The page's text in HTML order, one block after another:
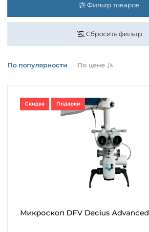
Фильтр товаров
Сбросить фильтр
По популярности По цене
Микроскоп DFV Decius Advanced
Скидка Подарки